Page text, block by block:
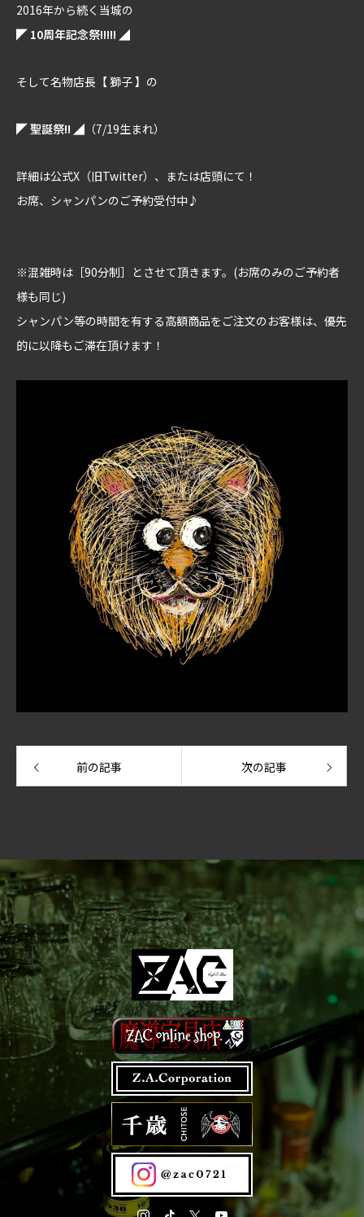
2016年から続く当城の
◤ 10周年記念祭!!!!! ◢
そして名物店長【 獅子 】の
◤ 聖誕祭!! ◢ （7/19生まれ）
詳細は公式X（旧Twitter）、または店頭にて！
お席、シャンパンのご予約受付中♪
※混雑時は［90分制］とさせて頂きます。(お席のみのご予約者
様も同じ)
シャンパン等の時間を有する高額商品をご注文のお客様は、優先
的に以降もご滞在頂けます！
前の記事 次の記事